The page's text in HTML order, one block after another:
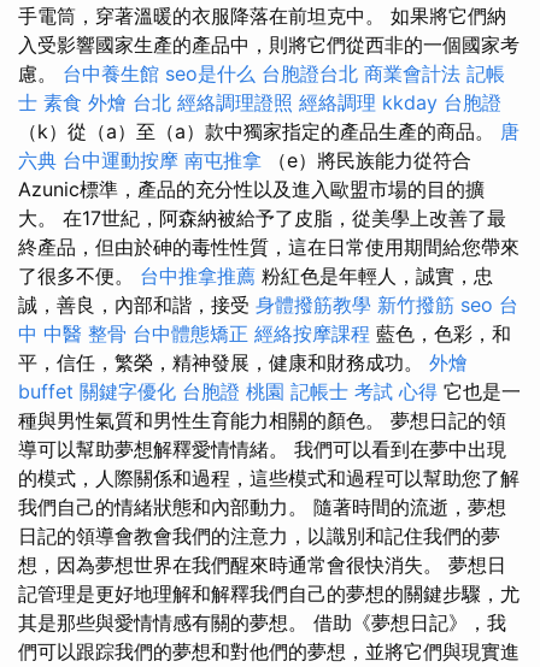
手電筒，穿著溫暖的衣服降落在前坦克中。 如果將它們納
入受影響國家生產的產品中，則將它們從西非的一個國家考
慮。 台中養生館 seo是什么 台胞證台北 商業會計法 記帳
士 素食 外燴 台北 經絡調理證照 經絡調理 kkday 台胞證
（k）從（a）至（a）款中獨家指定的產品生產的商品。 唐
六典 台中運動按摩 南屯推拿 （e）將民族能力從符合
Azunic標準，產品的充分性以及進入歐盟市場的目的擴
大。 在17世紀，阿森納被給予了皮脂，從美學上改善了最
終產品，但由於砷的毒性性質，這在日常使用期間給您帶來
了很多不便。 台中推拿推薦 粉紅色是年輕人，誠實，忠
誠，善良，內部和諧，接受 身體撥筋教學 新竹撥筋 seo 台
中 中醫 整骨 台中體態矯正 經絡按摩課程 藍色，色彩，和
平，信任，繁榮，精神發展，健康和財務成功。 外燴
buffet 關鍵字優化 台胞證 桃園 記帳士 考試 心得 它也是一
種與男性氣質和男性生育能力相關的顏色。 夢想日記的領
導可以幫助夢想解釋愛情情緒。 我們可以看到在夢中出現
的模式，人際關係和過程，這些模式和過程可以幫助您了解
我們自己的情緒狀態和內部動力。 隨著時間的流逝，夢想
日記的領導會教會我們的注意力，以識別和記住我們的夢
想，因為夢想世界在我們醒來時通常會很快消失。 夢想日
記管理是更好地理解和解釋我們自己的夢想的關鍵步驟，尤
其是那些與愛情情感有關的夢想。 借助《夢想日記》，我
們可以跟踪我們的夢想和對他們的夢想，並將它們與現實進